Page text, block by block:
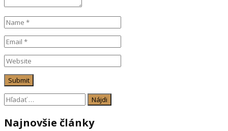
Hľadať:
Najnovšie články